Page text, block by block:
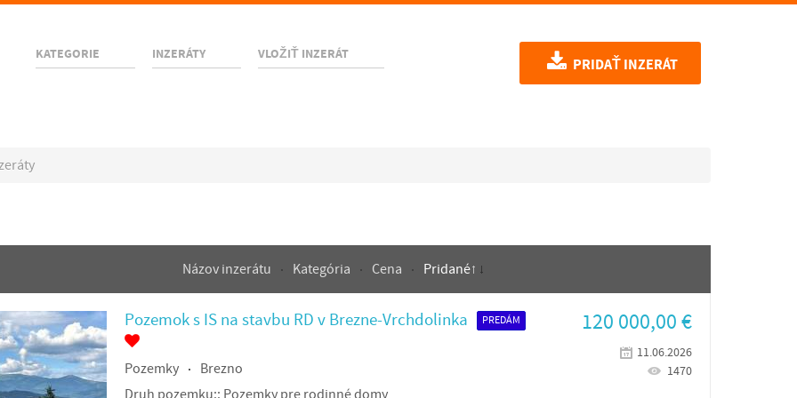
KATEGORIE INZERÁTY VLOŽIŤ INZERÁT
PRIDAŤ INZERÁT
Názov inzerátu Kategória Cena Pridané
Pozemok s IS na stavbu RD v Brezne-Vrchdolinka PREDÁM
Pozemky
Brezno
120 000,00€
11.06.2026
1470